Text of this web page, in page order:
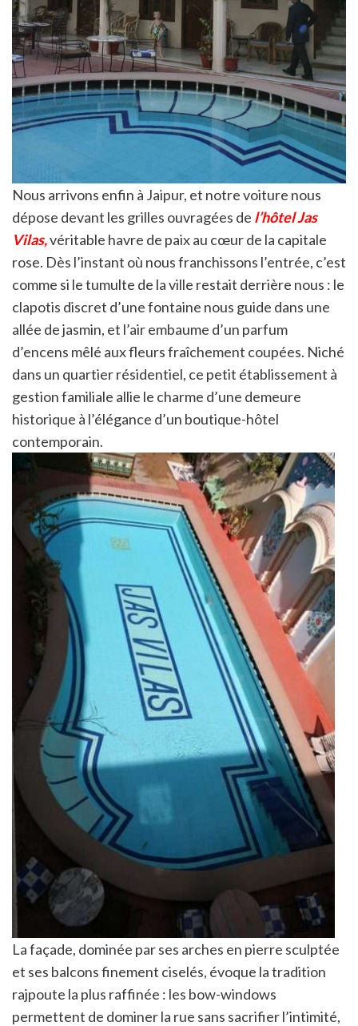
Nous arrivons enfin à Jaipur, et notre voiture nous
dépose devant les grilles ouvragées de l’hôtel Jas
Vilas,véritable havre de paix au cœur de la capitale
rose. Dès l’instant où nous franchissons l’entrée, c’est
comme si le tumulte de la ville restait derrière nous : le
clapotis discret d’une fontaine nous guide dans une
allée de jasmin, et l’air embaume d’un parfum
d’encens mêlé aux fleurs fraîchement coupées. Niché
dans un quartier résidentiel, ce petit établissement à
gestion familiale allie le charme d’une demeure
historique à l’élégance d’un boutique-hôtel
contemporain.
La façade, dominée par ses arches en pierre sculptée
et ses balcons finement ciselés, évoque la tradition
rajpoute la plus raffinée : les bow-windows
permettent de dominer la rue sans sacrifier l’intimité,